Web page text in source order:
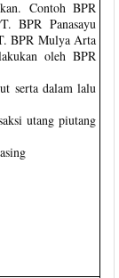
Contoh BPR
BPR Panasayu
BPR Mulya Arta
oleh BPR
serta dalam lalu
utang piutang